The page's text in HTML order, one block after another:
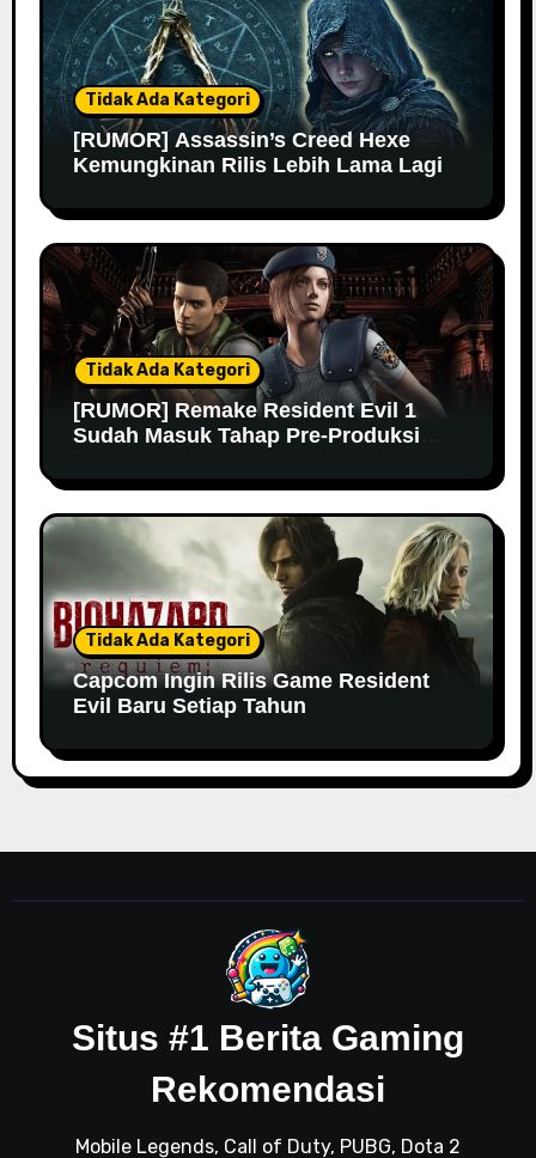
Tidak Ada Kategori
[RUMOR] Assassin’s Creed Hexe
Kemungkinan Rilis Lebih Lama Lagi
Tidak Ada Kategori
[RUMOR] Remake Resident Evil 1
Sudah Masuk Tahap Pre-Produksi
Tidak Ada Kategori
Capcom Ingin Rilis Game Resident
Evil Baru Setiap Tahun
Situs #1 Berita Gaming
Rekomendasi
Mobile Legends, Call of Duty, PUBG, Dota 2